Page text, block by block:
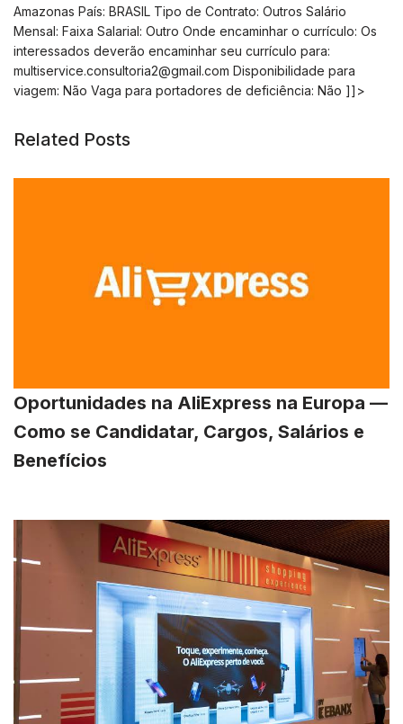
Amazonas País: BRASIL Tipo de Contrato: Outros Salário
Mensal: Faixa Salarial: Outro Onde encaminhar o currículo: Os
interessados deverão encaminhar seu currículo para:
multiservice.consultoria2@gmail.com Disponibilidade para
viagem: Não Vaga para portadores de deficiência: Não ]]>
Related Posts
Oportunidades na AliExpress na Europa —
Como se Candidatar, Cargos, Salários e
Benefícios